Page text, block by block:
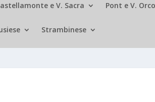
e V. Sacra Pont e V.
Strambinese